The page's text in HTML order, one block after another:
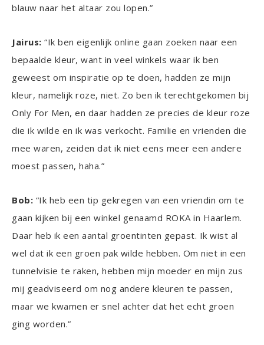
blauw naar het altaar zou lopen.”
Jairus: “Ik ben eigenlijk online gaan zoeken naar een
bepaalde kleur, want in veel winkels waar ik ben
geweest om inspiratie op te doen, hadden ze mijn
kleur, namelijk roze, niet. Zo ben ik terechtgekomen bij
Only For Men, en daar hadden ze precies de kleur roze
die ik wilde en ik was verkocht. Familie en vrienden die
mee waren, zeiden dat ik niet eens meer een andere
moest passen, haha.”
Bob: “Ik heb een tip gekregen van een vriendin om te
gaan kijken bij een winkel genaamd ROKA in Haarlem.
Daar heb ik een aantal groentinten gepast. Ik wist al
wel dat ik een groen pak wilde hebben. Om niet in een
tunnelvisie te raken, hebben mijn moeder en mijn zus
mij geadviseerd om nog andere kleuren te passen,
maar we kwamen er snel achter dat het echt groen
ging worden.”